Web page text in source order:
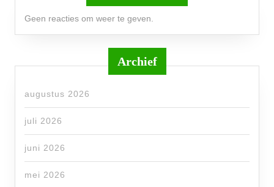
Geen reacties om weer te geven.
Archief
augustus 2026
juli 2026
juni 2026
mei 2026